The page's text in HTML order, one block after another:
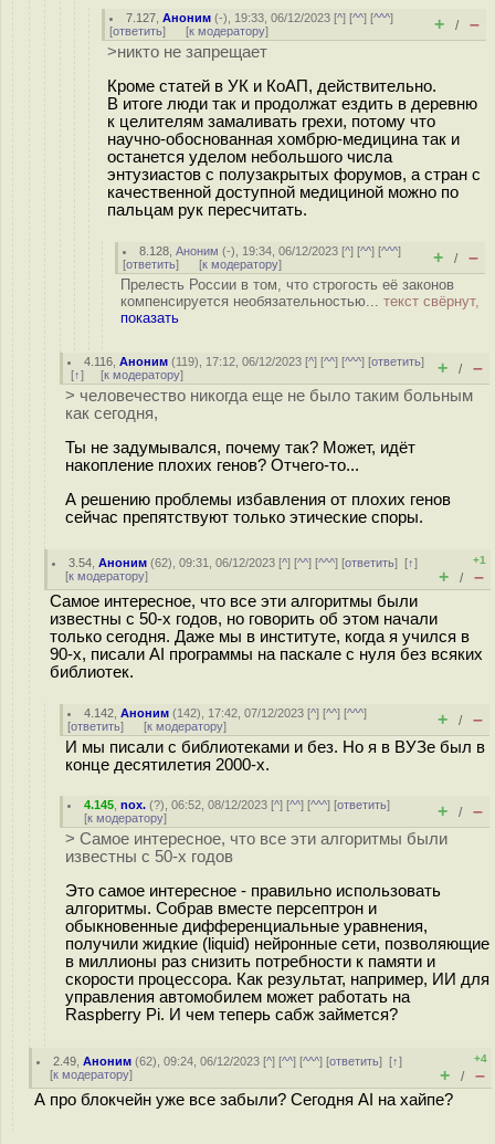
7.127 ,Аноним (-), 19:33, 06/12/2023 [^] [^^] [^^^]
[ответить] [к модератору] + / –
>никто не запрещает
Кроме статей в УК и КоАП, действительно.
В итоге люди так и продолжат ездить в деревню
к целителям замаливать грехи, потому что
научно-обоснованная хомбрю-медицина так и
останется уделом небольшого числа
энтузиастов с полузакрытых форумов, а стран с
качественной доступной медициной можно по
пальцам рук пересчитать.
8.128 ,Аноним (-), 19:34, 06/12/2023 [^] [^^] [^^^]
[ответить] [к модератору] + / –
Прелесть России в том, что строгость её законов
компенсируется необязательностью... текст свёрнут,
показать
4.116 ,Аноним (119), 17:12, 06/12/2023 [^] [^^] [^^^] [ответить]
[↑] [к модератору] + / –
> человечество никогда еще не было таким больным
как сегодня,
Ты не задумывался, почему так? Может, идёт
накопление плохих генов? Отчего-то...
А решению проблемы избавления от плохих генов
сейчас препятствуют только этические споры.
3.54 ,Аноним (62), 09:31, 06/12/2023 [^] [^^] [^^^] [ответить][↑]
[к модератору]
+1
+ / –
Самое интересное, что все эти алгоритмы были
известны с 50-х годов, но говорить об этом начали
только сегодня. Даже мы в институте, когда я учился в
90-х, писали AI программы на паскале с нуля без всяких
библиотек.
4.142 ,Аноним (142), 17:42, 07/12/2023 [^] [^^] [^^^]
[ответить] [к модератору] + / –
И мы писали с библиотеками и без. Но я в ВУЗе был в
конце десятилетия 2000-х.
4.145 ,nox. (?), 06:52, 08/12/2023 [^] [^^] [^^^] [ответить]
[к модератору] + / –
> Самое интересное, что все эти алгоритмы были
известны с 50-х годов
Это самое интересное - правильно использовать
алгоритмы. Собрав вместе персептрон и
обыкновенные дифференциальные уравнения,
получили жидкие (liquid) нейронные сети, позволяющие
в миллионы раз снизить потребности к памяти и
скорости процессора. Как результат, например, ИИ для
управления автомобилем может работать на
Raspberry Pi. И чем теперь сабж займется?
2.49 ,Аноним (62), 09:24, 06/12/2023 [^] [^^] [^^^] [ответить][↑]
[к модератору]
+4
+ / –
А про блокчейн уже все забыли? Сегодня AI на хайпе?